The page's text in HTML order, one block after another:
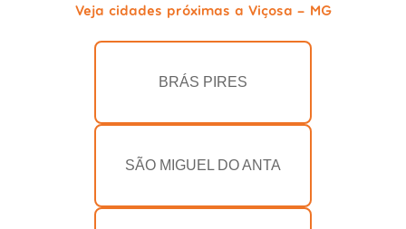
Veja cidades próximas a Viçosa - MG
BRÁS PIRES
SÃO MIGUEL DO ANTA